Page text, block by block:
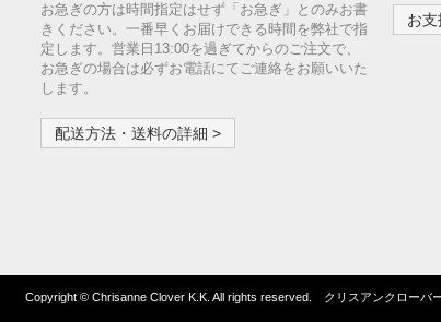
お急ぎの方は時間指定はせず「お急ぎ」とのみお書
きください。一番早くお届けできる時間を弊社で指
定します。営業日13:00を過ぎてからのご注文で、
お急ぎの場合は必ずお電話にてご連絡をお願いいた
します。
配送方法・送料の詳細 >
お
Copyright © Chrisanne Clover K.K. All rights reserved. クリスアンクローバ